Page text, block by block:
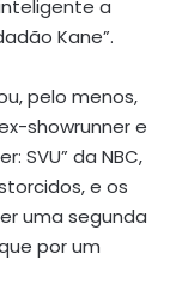
a
Kane”.
pelo menos,
showrunner e
SVU” da NBC,
e os
uma segunda
por um